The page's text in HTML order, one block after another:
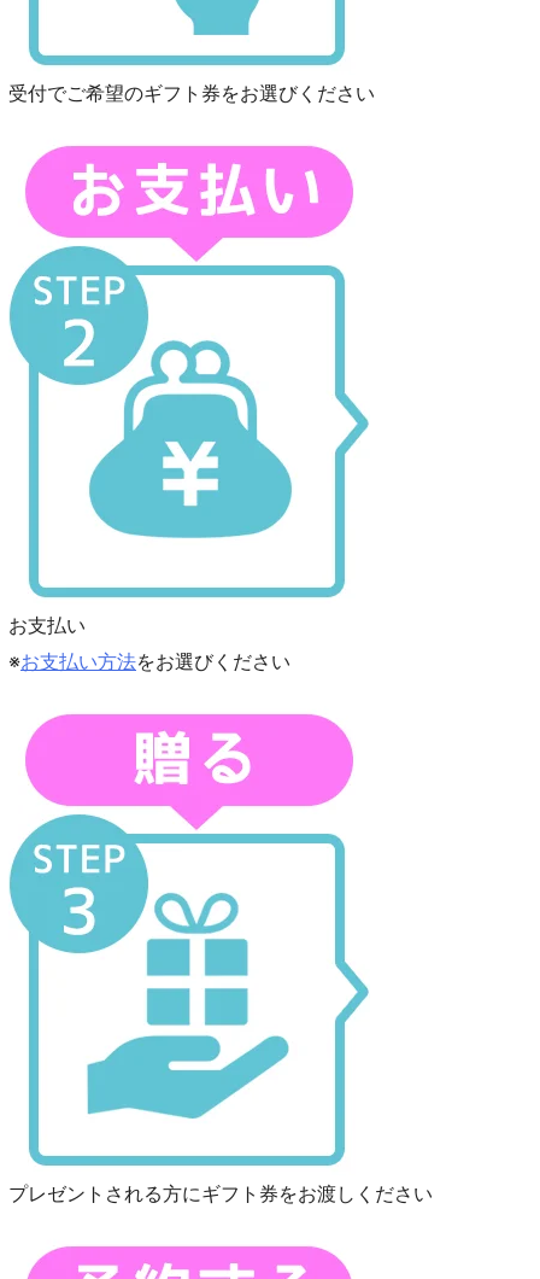
受付でご希望のギフト券をお選びください
お支払い
※お支払い方法をお選びください
プレゼントされる方にギフト券をお渡しください